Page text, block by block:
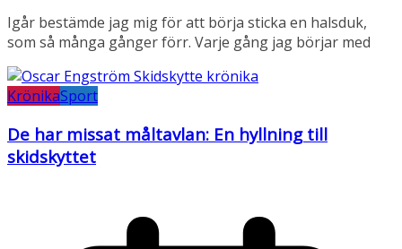
Igår bestämde jag mig för att börja sticka en halsduk,
som så många gånger förr. Varje gång jag börjar med
KrönikaSport
De har missat måltavlan: En hyllning till
skidskyttet